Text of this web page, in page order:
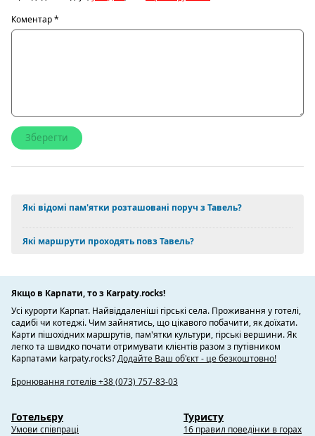
Коментар*
Які відомі пам'ятки розташовані поруч з Тавель?
Які маршрути проходять повз Тавель?
Якщо в Карпати, то з Karpaty.rocks!
Усі курорти Карпат. Найвіддаленіші гірські села. Проживання у готелі,
садибі чи котеджі. Чим зайнятись, що цікавого побачити, як доїхати.
Карти пішохідних маршрутів, пам'ятки культури, гірські вершини. Як
легко та швидко почати отримувати клієнтів разом з путівником
Карпатами karpaty.rocks?Додайте Ваш об'єкт - це безкоштовно!
Бронювання готелів +38 (073) 757-83-03
Готельєру
Умови співпраці
Туристу
16 правил поведінки в горах